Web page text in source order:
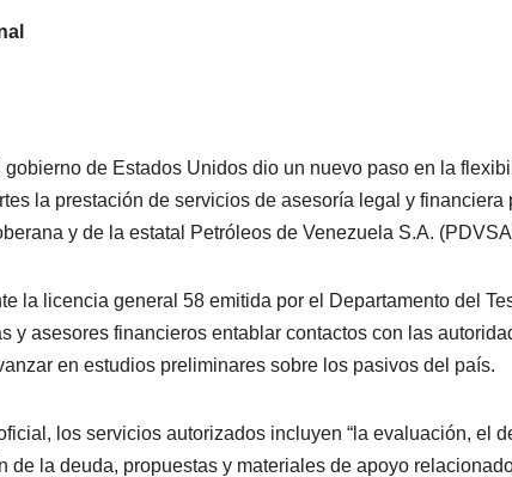
gobierno de Estados Unidos dio un nuevo paso en la
la prestación de servicios de asesoría legal y financiera
y de la estatal Petróleos de Venezuela S.A.
la licencia general 58 emitida por el Departamento del
y asesores financieros entablar contactos con las
en estudios preliminares sobre los pasivos del país.
los servicios autorizados incluyen “la evaluación, el
de la deuda, propuestas y materiales de apoyo